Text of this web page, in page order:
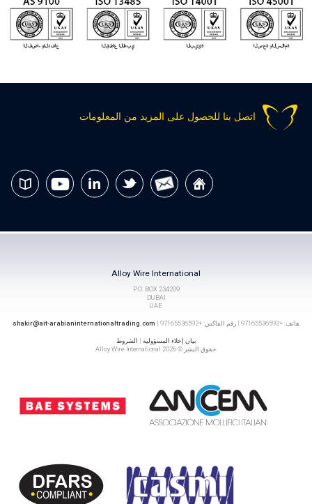
اتصل بنا للحصول على المزيد من المعلومات
Alloy Wire International
P.O. BOX 234209
DUBAI
UAE
هاتف: +97165536592 | رقم الفاكس: +97165536592 | shakir@ait-arabianinternationaltrading.com
بيان إخلاء المسؤولية | الشروط
حقوق النشر © 2026 Alloy Wire International